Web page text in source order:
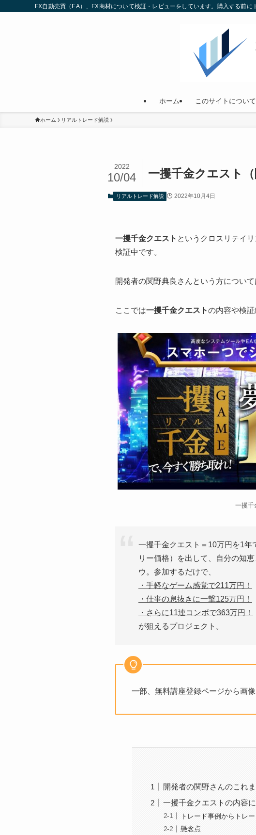
FX自動売買（EA）、FX商材について検証・レビューをしています。購入する前
ホーム このサイトについて
ホーム リアルトレード解説
一攫千金クエスト
2022
10/04
リアルトレード解説 2022年10月4日
一攫千金クエスト というクロスリテイ
検証中です。
開発者の関野典良さんという方につい
ここでは一攫千金クエストの内容や検証
一攫千
一攫千金クエスト＝10万円を1年
リー価格）を出して、自分の知
ウ。参加するだけで、
・手軽なゲーム感覚で211万円！
・仕事の息抜きに一撃125万円！
・さらに11連コンボで363万円！
が狙えるプロジェクト。
一部、無料講座登録ページから画
開発者の関野さんのこれ
一攫千金クエストの内容
トレード事例からトレ
懸念点